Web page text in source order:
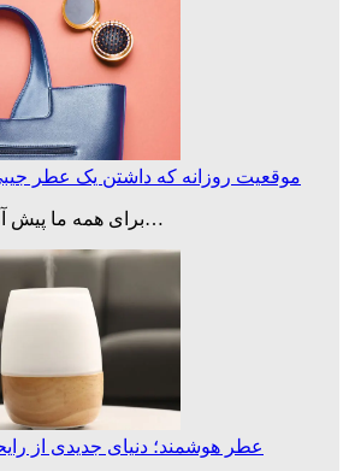
۵ موقعیت روزانه که داشتن یک عطر
برای همه‌ ما پیش آمده که در میانه یک روز…
عطر هوشمند؛ دنیای جدیدی از